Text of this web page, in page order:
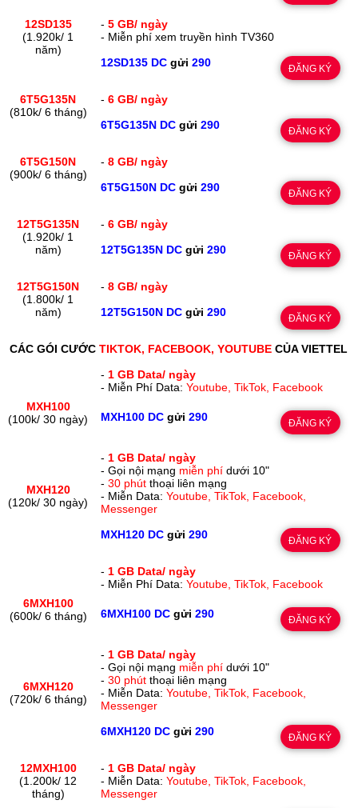
12SD135
(1.920k/ 1
năm)
-5 GB/ ngày
- Miễn phí xem truyền hình TV360
12SD135 DCgửi 290 ĐĂNG KÝ
6T5G135N
(810k/ 6 tháng)
-6 GB/ ngày
6T5G135N DCgửi 290 ĐĂNG KÝ
6T5G150N
(900k/ 6 tháng)
-8 GB/ ngày
6T5G150N DCgửi 290 ĐĂNG KÝ
12T5G135N
(1.920k/ 1
năm)
-6 GB/ ngày
12T5G135N DCgửi 290 ĐĂNG KÝ
12T5G150N
(1.800k/ 1
năm)
-8 GB/ ngày
12T5G150N DCgửi 290 ĐĂNG KÝ
CÁC GÓI CƯỚCTIKTOK, FACEBOOK, YOUTUBE CỦA VIETTEL
MXH100
(100k/ 30 ngày)
- 1 GB Data/ ngày
- Miễn Phí Data:Youtube, TikTok, Facebook
MXH100 DCgửi 290 ĐĂNG KÝ
MXH120
(120k/ 30 ngày)
- 1 GB Data/ ngày
- Gọi nội mạng miễn phídưới 10"
-30 phút thoại liên mạng
- Miễn Data:Youtube, TikTok, Facebook,
Messenger
MXH120 DCgửi 290 ĐĂNG KÝ
6MXH100
(600k/ 6 tháng)
- 1 GB Data/ ngày
- Miễn Phí Data:Youtube, TikTok, Facebook
6MXH100 DCgửi 290 ĐĂNG KÝ
6MXH120
(720k/ 6 tháng)
- 1 GB Data/ ngày
- Gọi nội mạng miễn phídưới 10"
-30 phút thoại liên mạng
- Miễn Data:Youtube, TikTok, Facebook,
Messenger
6MXH120 DCgửi 290 ĐĂNG KÝ
12MXH100
(1.200k/ 12
tháng)
- 1 GB Data/ ngày
- Miễn Data:Youtube, TikTok, Facebook,
Messenger